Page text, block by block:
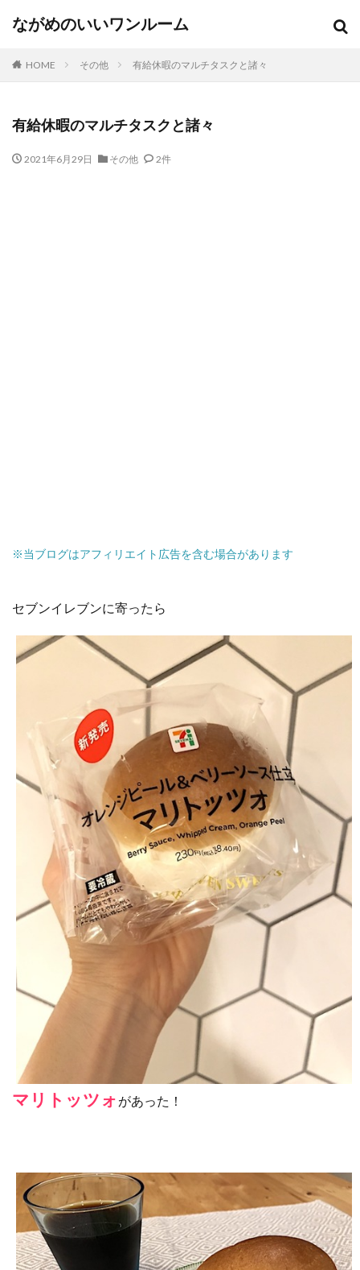
ながめのいいワンルーム
HOME その他 有給休暇のマルチタスクと諸々
有給休暇のマルチタスクと諸々
2021年6月29日 その他 2件
※当ブログはアフィリエイト広告を含む場合があります
セブンイレブンに寄ったら
マリトッツォ があった！